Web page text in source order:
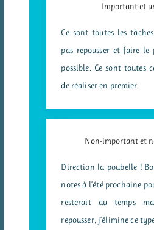
Important et
Ce sont toutes les
pas repousser et faire le
possible. Ce sont toutes
de réaliser en premier.
Non-important et
Direction la poubelle !
notes à l’été prochaine
resterait du temps
repousser, j’élimine ce